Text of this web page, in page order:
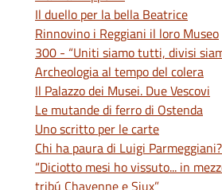
Il duello per la bella Beatrice
Rinnovino i Reggiani il loro Museo
300 - “Uniti siamo tutti, divisi
Archeologia al tempo del colera
Il Palazzo dei Musei. Due Vescovi
Le mutande di ferro di Ostenda
Uno scritto per le carte
Chi ha paura di Luigi
“Diciotto mesi ho vissuto... in
tribú Chayenne e Siux”